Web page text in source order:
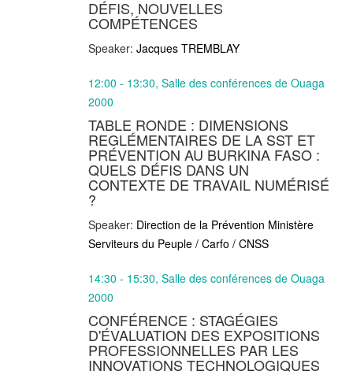
DÉFIS, NOUVELLES
COMPÉTENCES
Speaker: Jacques TREMBLAY
12:00 - 13:30, Salle des conférences de Ouaga
2000
TABLE RONDE : DIMENSIONS
REGLÉMENTAIRES DE LA SST ET
PRÉVENTION AU BURKINA FASO :
QUELS DÉFIS DANS UN
CONTEXTE DE TRAVAIL NUMÉRISÉ
?
Speaker: Direction de la Prévention Ministère
Serviteurs du Peuple / Carfo / CNSS
14:30 - 15:30, Salle des conférences de Ouaga
2000
CONFÉRENCE : STAGÉGIES
D'ÉVALUATION DES EXPOSITIONS
PROFESSIONNELLES PAR LES
INNOVATIONS TECHNOLOGIQUES